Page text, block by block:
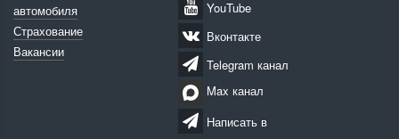
автомобиля
Страхование
Вакансии
YouTube
Вконтакте
Telegram канал
Max канал
Написать в